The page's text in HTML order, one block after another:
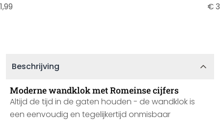
€
Beschrijving
Moderne wandklok met Romeinse cijfers
Altijd de tijd in de gaten houden - de wandklok is
een eenvoudig en tegelijkertijd onmisbaar